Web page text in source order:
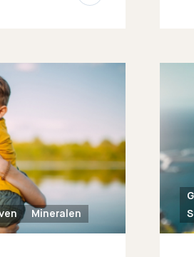
Mineralen